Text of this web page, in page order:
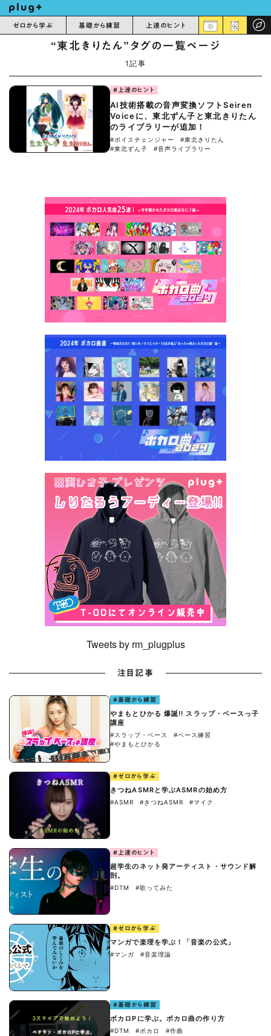
ゼロから学ぶ 基礎から練習 上達のヒント
“東北きりたん”タグの一覧ページ
1記事
#上達のヒント
AI技術搭載の音声変換ソフトSeiren
Voiceに、東北ずん子と東北きりたん
のライブラリーが追加！
#ボイスチェンジャー
#東北きりたん
#東北ずん子
#音声ライブラリー
Tweets by rm_plugplus
注目記事
#基礎から練習
やまもとひかる 爆誕!! スラップ・ベースっ子
講座
#スラップ・ベース
#ベース練習
#やまもとひかる
#ゼロから学ぶ
きつねASMRと学ぶASMRの始め方
#ASMR #きつねASMR #マイク
#上達のヒント
超学生のネット発アーティスト・サウンド解
剖。
#DTM #歌ってみた
#ゼロから学ぶ
マンガで楽理を学ぶ！「音楽の公式」
#マンガ #音楽理論
#基礎から練習
ボカロPに学ぶ。ボカロ曲の作り方
#DTM #ボカロ #作曲